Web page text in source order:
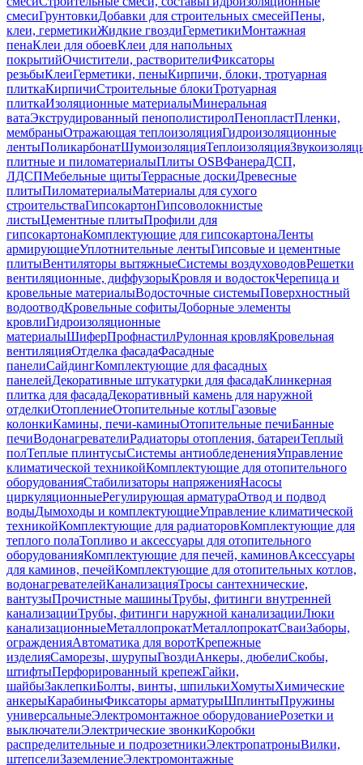
смесиГрунтовкиДобавки для строительных смесейПены,
клеи, герметикиЖидкие гвоздиГерметикиМонтажная
пенаКлеи для обоевКлеи для напольных
покрытийОчистители, растворителиФиксаторы
резьбыКлеиГерметики, пеныКирпичи, блоки, тротуарная
плиткаКирпичиСтроительные блокиТротуарная
плиткаИзоляционные материалыМинеральная
ватаЭкструдированный пенополистиролПенопластПленки,
мембраныОтражающая теплоизоляцияГидроизоляционные
лентыПоликарбонатШумоизоляцияТеплоизоляция
плитные и пиломатериалыПлиты OSBФанераДСП,
ЛДСПМебельные щитыТеррасные доскиДревесные
плитыПиломатериалыМатериалы для сухого
строительстваГипсокартонГипсоволокнистые
листыЦементные плитыПрофили для
гипсокартонаКомплектующие для гипсокартонаЛенты
армирующиеУплотнительные лентыГипсовые и цементные
плитыВентиляторы вытяжныеСистемы воздуховодовРешетки
вентиляционные, диффузорыКровля и водостокЧерепица и
кровельные материалыВодосточные системыПоверхностный
водоотводКровельные софитыДоборные элементы
кровлиГидроизоляционные
материалыШиферПрофнастилРулонная кровляКровельная
вентиляцияОтделка фасадаФасадные
панелиСайдингКомплектующие для фасадных
панелейДекоративные штукатурки для фасадаКлинкерная
плитка для фасадаДекоративный камень для наружной
отделкиОтоплениеОтопительные котлыГазовые
колонкиКамины, печи-каминыОтопительные печиБанные
печиВодонагревателиРадиаторы отопления, батареиТеплый
полТеплые плинтусыСистемы антиобледененияУправление
климатической техникойКомплектующие для отопительного
оборудованияСтабилизаторы напряженияНасосы
циркуляционныеРегулирующая арматураОтвод и подвод
водыДымоходы и комплектующиеУправление климатической
техникойКомплектующие для радиаторовКомплектующие для
теплого полаТопливо и аксессуары для отопительного
оборудованияКомплектующие для печей, каминовАксессуары
для каминов, печейКомплектующие для отопительных котлов,
водонагревателейКанализацияТросы сантехнические,
вантузыПрочистные машиныТрубы, фитинги внутренней
канализацииТрубы, фитинги наружной канализацииЛюки
канализационныеМеталлопрокатМеталлопрокатСваиЗаборы,
огражденияАвтоматика для воротКрепежные
изделияСаморезы, шурупыГвоздиАнкеры, дюбелиСкобы,
штифтыПерфорированный крепежГайки,
шайбыЗаклепкиБолты, винты, шпилькиХомутыХимические
анкерыКарабиныФиксаторы арматурыШплинтыПружины
универсальныеЭлектромонтажное оборудованиеРозетки и
выключателиЭлектрические звонкиКоробки
распределительные и подрозетникиЭлектропатроныВилки,
штепселиЗаземлениеЭлектромонтажные